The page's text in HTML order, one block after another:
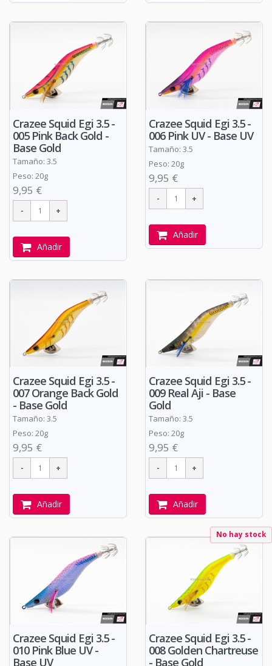
Crazee Squid Egi 3.5 -
005 Pink Back Gold -
Base Gold
Tamaño: 3.5
Peso: 20g
9,95 €
Añadir
Crazee Squid Egi 3.5 -
006 Pink UV - Base UV
Tamaño: 3.5
Peso: 20g
9,95 €
Añadir
Crazee Squid Egi 3.5 -
007 Orange Back Gold
- Base Gold
Tamaño: 3.5
Peso: 20g
9,95 €
Añadir
Crazee Squid Egi 3.5 -
009 Real Aji - Base
Gold
Tamaño: 3.5
Peso: 20g
9,95 €
Añadir
Crazee Squid Egi 3.5 -
010 Pink Blue UV -
Base UV
No hay stock
Crazee Squid Egi 3.5 -
008 Golden Chartreuse
- Base Gold